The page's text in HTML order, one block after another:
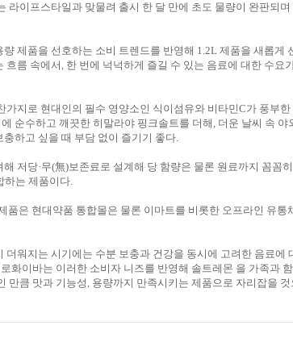
라이프스타일과 맞물려 출시 한 달 만에 초도 물량이 완판되며
제품을 선호하는 소비 트렌드를 반영해 1.2L 제품을 새롭게
흐름 속에서, 한 번에 넉넉하게 즐길 수 있는 음료에 대한 수요
가지로 현대인의 필수 영양소인 식이섬유와 비타민C가 풍부한
순수하고 깨끗한 히말라야 핑크솔트를 더해, 더운 날씨 속 야
하고 싶을 때 부담 없이 즐기기 좋다.
저당·무(無)보존료로 설계해 당 함량은 물론 원료까지 꼼꼼히
하는 제품이다.
품은 현대약품 통합몰은 물론 이마트를 비롯한 오프라인 유통
더워지는 시기에는 수분 보충과 건강을 동시에 고려한 음료에
화이바는 이러한 소비자 니즈를 반영해 솔트레몬 을 가족과 함
만큼 맛과 기능성, 용량까지 만족시키는 제품으로 자리잡을 것